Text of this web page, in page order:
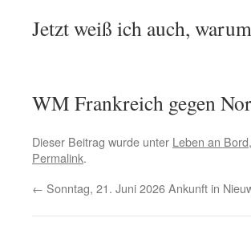
Jetzt weiß ich auch,
WM Frankreich gegen
Dieser Beitrag wurde unter Leben an Bord,
Permalink.
← Sonntag, 21. Juni 2026 Ankunft in